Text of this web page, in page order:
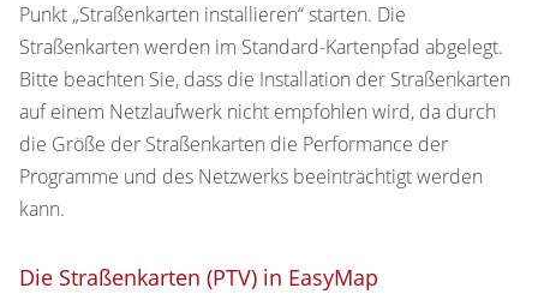
Punkt „Straßenkarten installieren“ starten. Die
Straßenkarten werden im Standard-Kartenpfad abgelegt.
Bitte beachten Sie, dass die Installation der Straßenkarten
auf einem Netzlaufwerk nicht empfohlen wird, da durch
die Größe der Straßenkarten die Performance der
Programme und des Netzwerks beeinträchtigt werden
kann.
Die Straßenkarten (PTV) in EasyMap